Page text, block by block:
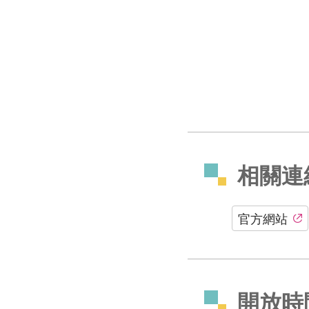
相關
官方網站
開放